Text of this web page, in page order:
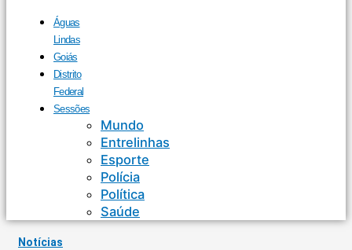
Águas
Lindas
Goiás
Distrito
Federal
Sessões
Mundo
Entrelinhas
Esporte
Polícia
Política
Saúde
Notícias